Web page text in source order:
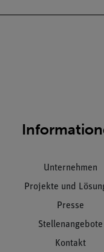
Unternehmen
Projekte und
Presse
Stellenangebote
Kontakt